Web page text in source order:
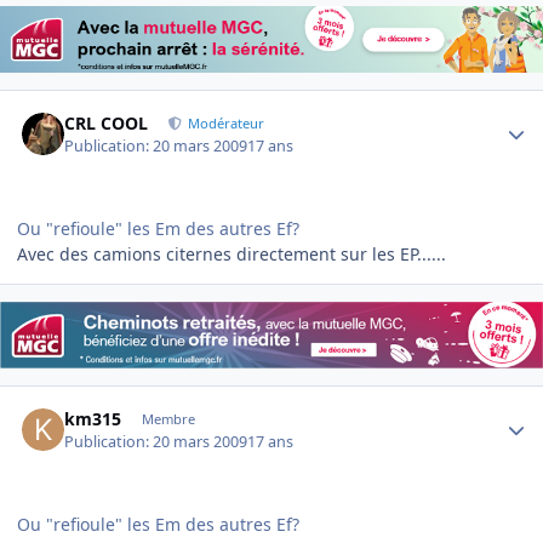
CRL COOL Modérateur
Publication:20 mars 200917 ans
Ou "refioule" les Em des autres Ef?
Avec des camions citernes directement sur les EP......
km315 Membre
Publication:20 mars 200917 ans
Ou "refioule" les Em des autres Ef?